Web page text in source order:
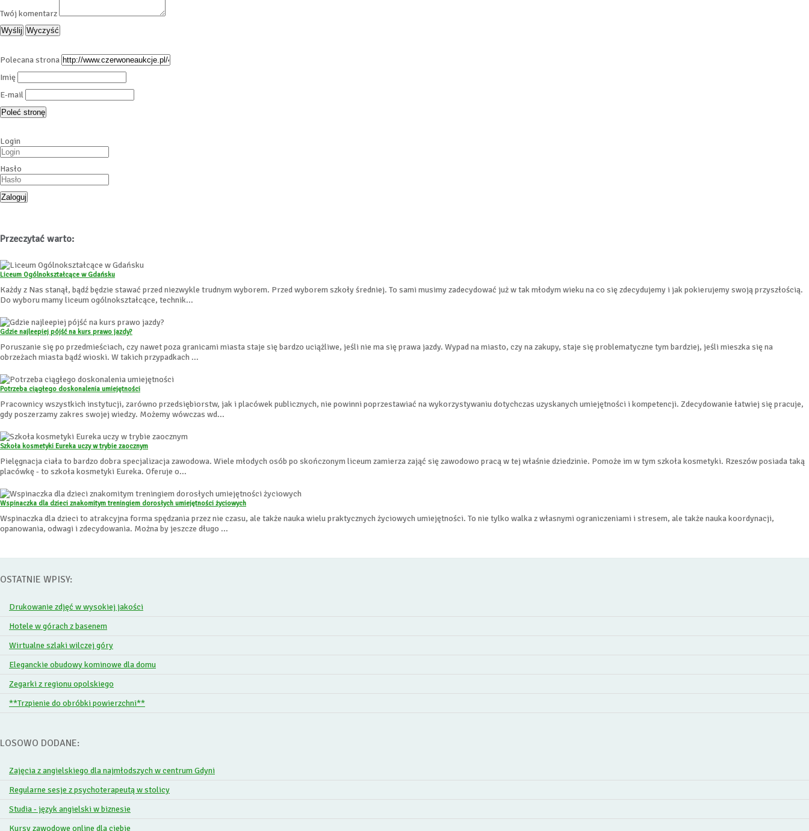
Twój komentarz
Polecana strona
Imię
E-mail
Login
Hasło
Przeczytać warto:
Liceum Ogólnokształcące w Gdańsku
Każdy z Nas stanął, bądź będzie stawać przed niezwykle trudnym wyborem. Przed wyborem szkoły średniej. To sami musimy zadecydować już w tak młodym wieku na co się zdecydujemy i jak pokierujemy swoją przyszłością.
Do wyboru mamy liceum ogólnokształcące, technik...
Gdzie najleepiej pójść na kurs prawo jazdy?
Poruszanie się po przedmieściach, czy nawet poza granicami miasta staje się bardzo uciążliwe, jeśli nie ma się prawa jazdy. Wypad na miasto, czy na zakupy, staje się problematyczne tym bardziej, jeśli mieszka się na
obrzeżach miasta bądź wioski. W takich przypadkach ...
Potrzeba ciągłego doskonalenia umiejętności
Pracownicy wszystkich instytucji, zarówno przedsiębiorstw, jak i placówek publicznych, nie powinni poprzestawiać na wykorzystywaniu dotychczas uzyskanych umiejętności i kompetencji. Zdecydowanie łatwiej się pracuje,
gdy poszerzamy zakres swojej wiedzy. Możemy wówczas wd...
Szkoła kosmetyki Eureka uczy w trybie zaocznym
Pielęgnacja ciała to bardzo dobra specjalizacja zawodowa. Wiele młodych osób po skończonym liceum zamierza zająć się zawodowo pracą w tej właśnie dziedzinie. Pomoże im w tym szkoła kosmetyki. Rzeszów posiada taką
placówkę - to szkoła kosmetyki Eureka. Oferuje o...
Wspinaczka dla dzieci znakomitym treningiem dorosłych umiejętności życiowych
Wspinaczka dla dzieci to atrakcyjna forma spędzania przez nie czasu, ale także nauka wielu praktycznych życiowych umiejętności. To nie tylko walka z własnymi ograniczeniami i stresem, ale także nauka koordynacji,
opanowania, odwagi i zdecydowania. Można by jeszcze długo ...
OSTATNIE WPISY:
Drukowanie zdjęć w wysokiej jakości
Hotele w górach z basenem
Wirtualne szlaki wilczej góry
Eleganckie obudowy kominowe dla domu
Zegarki z regionu opolskiego
**Trzpienie do obróbki powierzchni**
LOSOWO DODANE:
Zajęcia z angielskiego dla najmłodszych w centrum Gdyni
Regularne sesje z psychoterapeutą w stolicy
Studia - język angielski w biznesie
Kursy zawodowe online dla ciebie